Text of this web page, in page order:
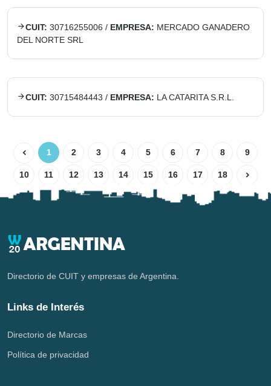
CUIT: 30716255006 / EMPRESA: MERCADO GANADERO
DEL NORTE SRL
CUIT: 30715484443 / EMPRESA: LA CATARITA S.R.L.
1 2 3 4 5 6 7 8 9
10 11 12 13 14 15 16 17 18
Directorio de CUIT y empresas de Argentina.
Links de Interés
Directorio de Marcas
Política de privacidad